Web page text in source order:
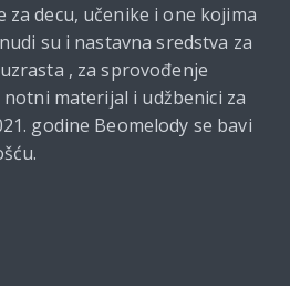
decu, učenike i one kojima
su i nastavna sredstva za
, za sprovođenje
materijal i udžbenici za
godine Beomelody se bavi